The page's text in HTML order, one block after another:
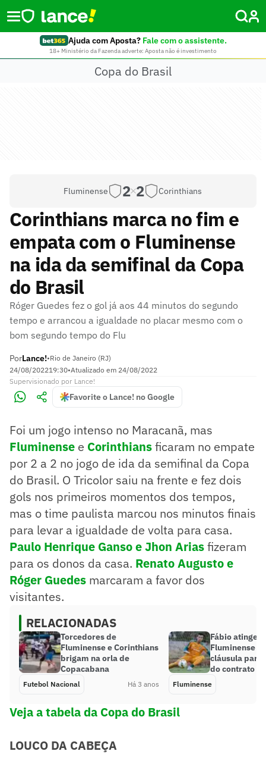
Ajuda com Aposta? Fale com o assistente.
18+ Ministério da Fazenda adverte: Aposta não é investimento
Copa do Brasil
Fluminense 2 2 Corinthians
Corinthians marca no fim e
empata com o Fluminense
na ida da semifinal da Copa
do Brasil
Róger Guedes fez o gol já aos 44 minutos do segundo
tempo e arrancou a igualdade no placar mesmo com o
bom segundo tempo do Flu
PorLance!•Rio de Janeiro (RJ)
24/08/202219:30•Atualizado em 24/08/2022
Supervisionado por Lance!
Favorite o Lance! no Google
Foi um jogo intenso no Maracanã, mas
Fluminense e Corinthiansficaram no empate
por 2 a 2 no jogo de ida da semifinal da Copa
do Brasil. O Tricolor saiu na frente e fez dois
gols nos primeiros momentos dos tempos,
mas o time paulista marcou nos minutos finais
para levar a igualdade de volta para casa.
Paulo Henrique Ganso e Jhon Ariasfizeram
para os donos da casa. Renato Augusto e
Róger Guedes marcaram a favor dos
visitantes.
RELACIONADAS
Torcedores de
Fluminense e Corinthians
brigam na orla de
Copacabana
Futebol Nacional Há 3 anos
Fábio atinge
Fluminense e
cláusula para
do contrato
Fluminense
Veja a tabela da Copa do Brasil
LOUCO DA CABEÇA